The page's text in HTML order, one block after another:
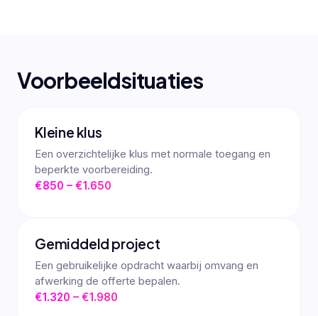
Voorbeeldsituaties
Kleine klus
Een overzichtelijke klus met normale toegang en
beperkte voorbereiding.
€850 – €1.650
Gemiddeld project
Een gebruikelijke opdracht waarbij omvang en
afwerking de offerte bepalen.
€1.320 – €1.980